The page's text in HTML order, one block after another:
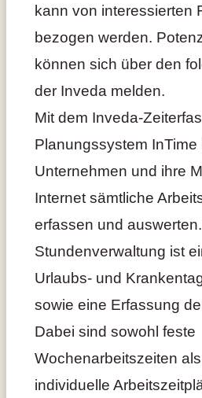
kann von interessierten
bezogen werden.
können sich über den
der Inveda melden.
Mit dem Inveda-
Planungssystem InTime
Unternehmen und ihre
Internet sämtliche
erfassen und
Stundenverwaltung ist
Urlaubs- und
sowie eine Erfassung
Dabei sind sowohl feste
Wochenarbeitszeiten
individuelle